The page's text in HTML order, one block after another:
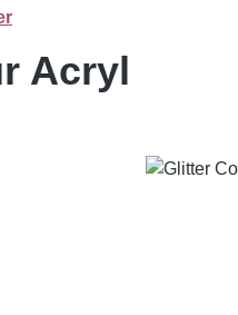
Acryl